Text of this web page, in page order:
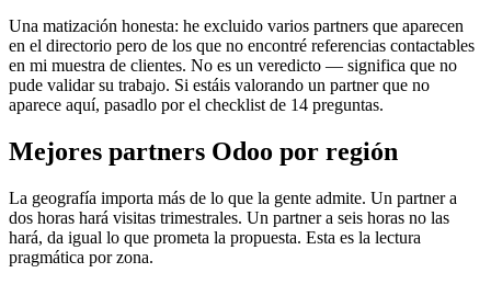
Una matización honesta: he excluido varios partners que aparecen
en el directorio pero de los que no encontré referencias contactables
en mi muestra de clientes. No es un veredicto — significa que no
pude validar su trabajo. Si estáis valorando un partner que no
aparece aquí, pasadlo por el checklist de 14 preguntas.
Mejores partners Odoo por región
La geografía importa más de lo que la gente admite. Un partner a
dos horas hará visitas trimestrales. Un partner a seis horas no las
hará, da igual lo que prometa la propuesta. Esta es la lectura
pragmática por zona.